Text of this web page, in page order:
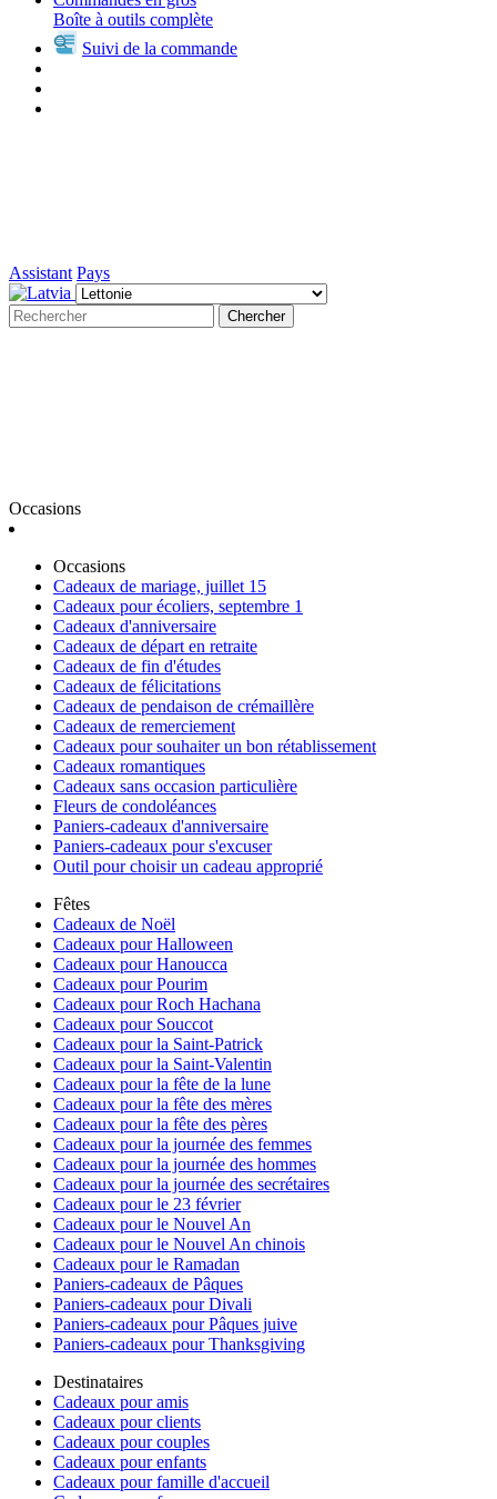
Boîte à outils complète
Suivi de la commande
Assistant Pays
Chercher
Occasions
Occasions
Cadeaux de mariage, juillet 15
Cadeaux pour écoliers, septembre 1
Cadeaux d'anniversaire
Cadeaux de départ en retraite
Cadeaux de fin d'études
Cadeaux de félicitations
Cadeaux de pendaison de crémaillère
Cadeaux de remerciement
Cadeaux pour souhaiter un bon rétablissement
Cadeaux romantiques
Cadeaux sans occasion particulière
Fleurs de condoléances
Paniers-cadeaux d'anniversaire
Paniers-cadeaux pour s'excuser
Outil pour choisir un cadeau approprié
Fêtes
Cadeaux de Noël
Cadeaux pour Halloween
Cadeaux pour Hanoucca
Cadeaux pour Pourim
Cadeaux pour Roch Hachana
Cadeaux pour Souccot
Cadeaux pour la Saint-Patrick
Cadeaux pour la Saint-Valentin
Cadeaux pour la fête de la lune
Cadeaux pour la fête des mères
Cadeaux pour la fête des pères
Cadeaux pour la journée des femmes
Cadeaux pour la journée des hommes
Cadeaux pour la journée des secrétaires
Cadeaux pour le 23 février
Cadeaux pour le Nouvel An
Cadeaux pour le Nouvel An chinois
Cadeaux pour le Ramadan
Paniers-cadeaux de Pâques
Paniers-cadeaux pour Divali
Paniers-cadeaux pour Pâques juive
Paniers-cadeaux pour Thanksgiving
Destinataires
Cadeaux pour amis
Cadeaux pour clients
Cadeaux pour couples
Cadeaux pour enfants
Cadeaux pour famille d'accueil